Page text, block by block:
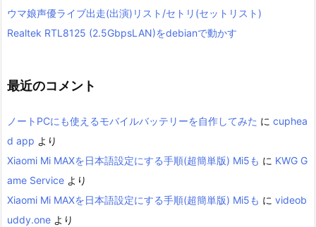
ウマ娘声優ライブ出走(出演)リスト/セトリ(セットリスト)
Realtek RTL8125 (2.5GbpsLAN)をdebianで動かす
最近のコメント
ノートPCにも使えるモバイルバッテリーを自作してみた に cuphea
d app より
Xiaomi Mi MAXを日本語設定にする手順(超簡単版) Mi5も に KWG G
ame Service より
Xiaomi Mi MAXを日本語設定にする手順(超簡単版) Mi5も に videob
uddy.one より